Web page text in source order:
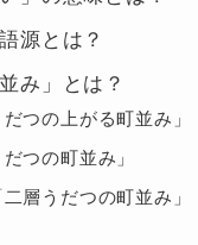
源とは？
み」とは？
つの上がる町並み」
つの町並み」
層うだつの町並み」